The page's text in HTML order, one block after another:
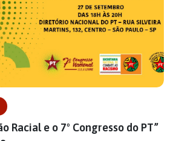
Racial e o 7º Congresso do PT”